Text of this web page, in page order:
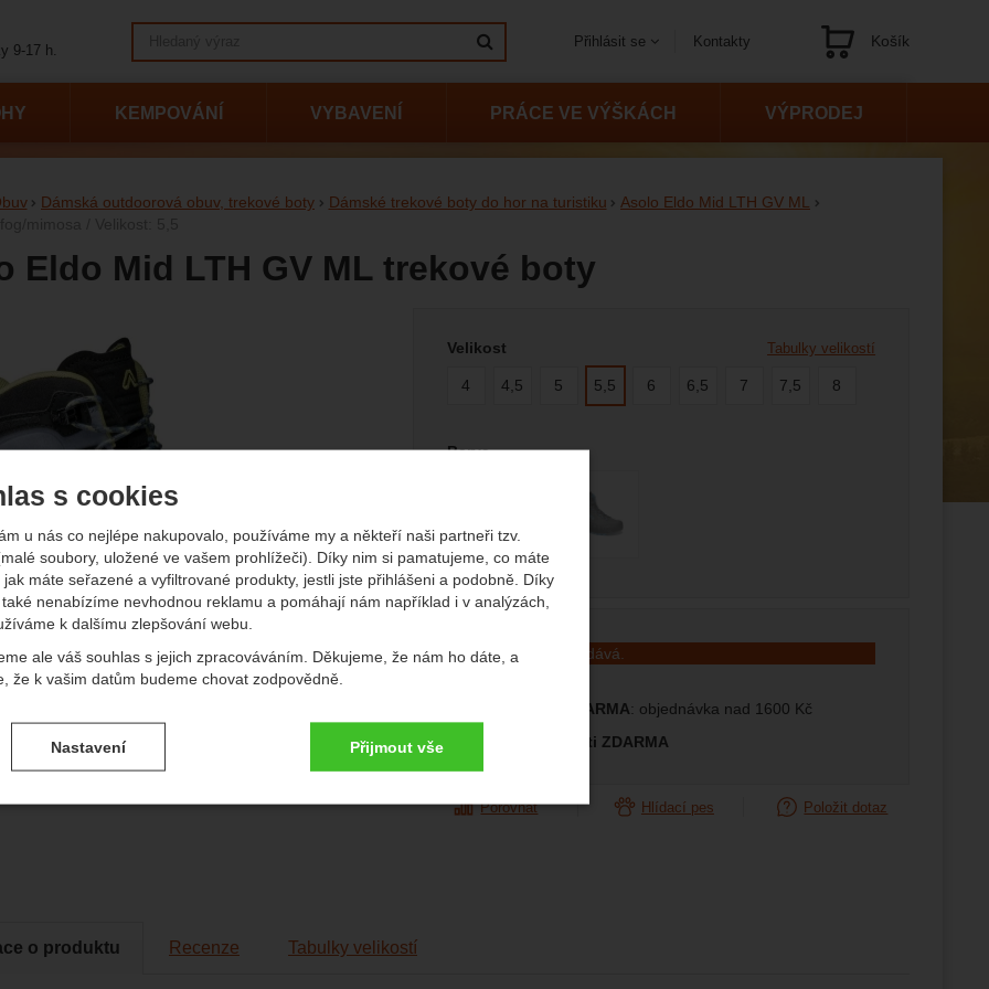
s cookies
u nás co nejlépe nakupovalo, používáme my a někteří naši partneři tzv.
soubory, uložené ve vašem prohlížeči). Díky nim si pamatujeme, co máte
máte seřazené a vyfiltrované produkty, jestli jste přihlášeni a podobně. Díky
nenabízíme nevhodnou reklamu a pomáhají nám například i v analýzách,
k dalšímu zlepšování webu.
ale váš souhlas s jejich zpracováváním. Děkujeme, že nám ho dáte, a
že k vašim datům budeme chovat zodpovědně.
souhlasů s kategoriemi cookies
- bez těchto cookies náš web nebude fungovat.
Nastavení Přijmout vše
Dámská outdoorová obuv, trekové boty Dámské trekové boty do hor na turistiku
Asolo Eldo Mid LTH GV ML
Eldo Mid LTH GV ML trekové boty
následující
Velikost Tabulky velikostí
4 4,5 5 5,5 6 6,5 7 7,5 8
Barva
Produkt se již neprodává.
Doprava ČR ZDARMA: objednávka nad 1600 Kč
Výměna velikosti ZDARMA
Porovnat Hlídací pes Položit dotaz
o produktu Recenze Tabulky velikostí
KEMPOVÁNÍ VYBAVENÍ PRÁCE VE VÝŠKÁCH VÝPRODEJ
9-17 h.
Kontakty
Přihlásit se Košík